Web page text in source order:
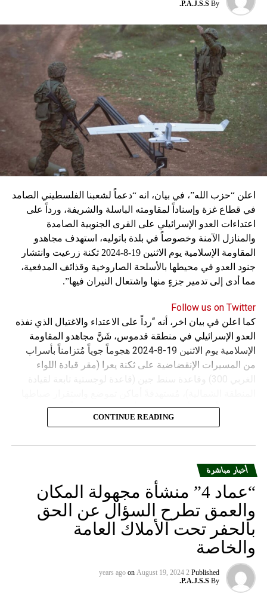
نسبه الحزب الى إسرائيل”.
By
P.A.J.S.S.
اعلن “حزب الله”، في بيان، انه “دعماً لشعبنا الفلسطيني الصامد
في قطاع غزة وإسناداً لمقاومته الباسلة ‌‏‌‏‌والشريفة، ورداً على
اعتداءات العدو الإسرائيلي على القرى الجنوبية الصامدة
والمنازل الآمنة وخصوصاً في بلدة باتوليه، استهدف مجاهدو
المقاومة الإسلامية يوم الاثنين 19-8-2024 ثكنة زرعيت وانتشار
جنود العدو في محيطها بالأسلحة الصاروخية وقذائف المدفعية،
مما أدى إلى تدمير جزءٍ منها واشتعال النيران فيها”.
Follow us on Twitter
كما اعلن في بيان اخر، أنه “رداً على الاعتداء والاغتيال الذي نفذه
العدو الإسرائيلي في منطقة قدموس، شَنَّ مجاهدو المقاومة
الإسلامية يوم الاثنين 19-8-2024 هجوماً جوياً مُتزامناً بأسراب
من المسيرات الإنقضاضية على ثكنة يعرا (مقر قيادة اللواء
الغربي 300) وقاعدة سنط جين (قاعدة لوجستية تابعة لقيادة
وجنودها وأصابت أهدافها بدقة وأوقعت فيهم عدداً من القتلى
CONTINUE READING
أخبار مباشرة
“عماد 4” منشأة مجهولة المكان
والعمق تطرح السؤال عن الحق
بالحفر تحت الأملاك العامة
والخاصة
Published
2 years ago
on August 19, 2024
By
P.A.J.S.S.